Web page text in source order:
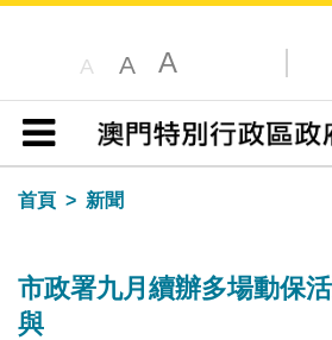
A A A
目錄
首頁
新聞
市政署九月續辦多場動保
與